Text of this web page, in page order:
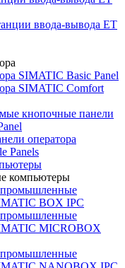
ввода-вывода ET
SIMATIC Basic Panel
SIMATIC Comfort
кнопочные панели
оператора
Panels
компьютеры
промышленные
BOX IPC
промышленные
MICROBOX
промышленные